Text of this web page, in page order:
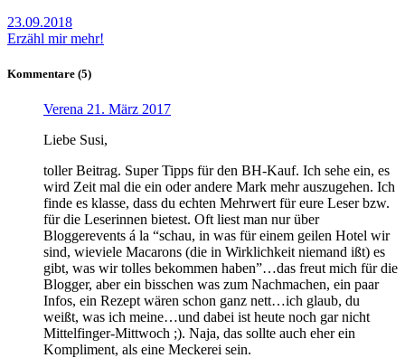
23.09.2018
Erzähl mir mehr!
Kommentare (5)
Verena 21. März 2017
Liebe Susi,
toller Beitrag. Super Tipps für den BH-Kauf. Ich sehe ein, es
wird Zeit mal die ein oder andere Mark mehr auszugehen. Ich
finde es klasse, dass du echten Mehrwert für eure Leser bzw.
für die Leserinnen bietest. Oft liest man nur über
Bloggerevents á la “schau, in was für einem geilen Hotel wir
sind, wieviele Macarons (die in Wirklichkeit niemand ißt) es
gibt, was wir tolles bekommen haben”…das freut mich für die
Blogger, aber ein bisschen was zum Nachmachen, ein paar
Infos, ein Rezept wären schon ganz nett…ich glaub, du
weißt, was ich meine…und dabei ist heute noch gar nicht
Mittelfinger-Mittwoch ;). Naja, das sollte auch eher ein
Kompliment, als eine Meckerei sein.